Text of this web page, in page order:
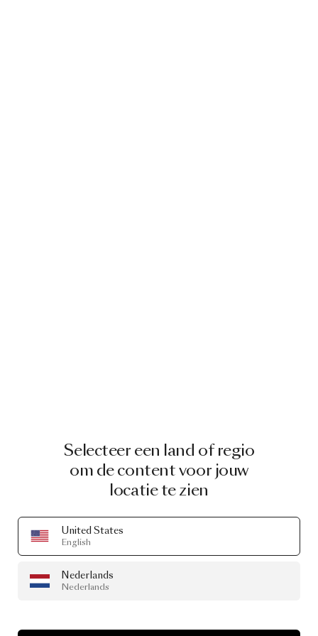
Selecteer een land of regio
om de content voor jouw
locatie te zien
United States
English
Nederlands
Nederlands